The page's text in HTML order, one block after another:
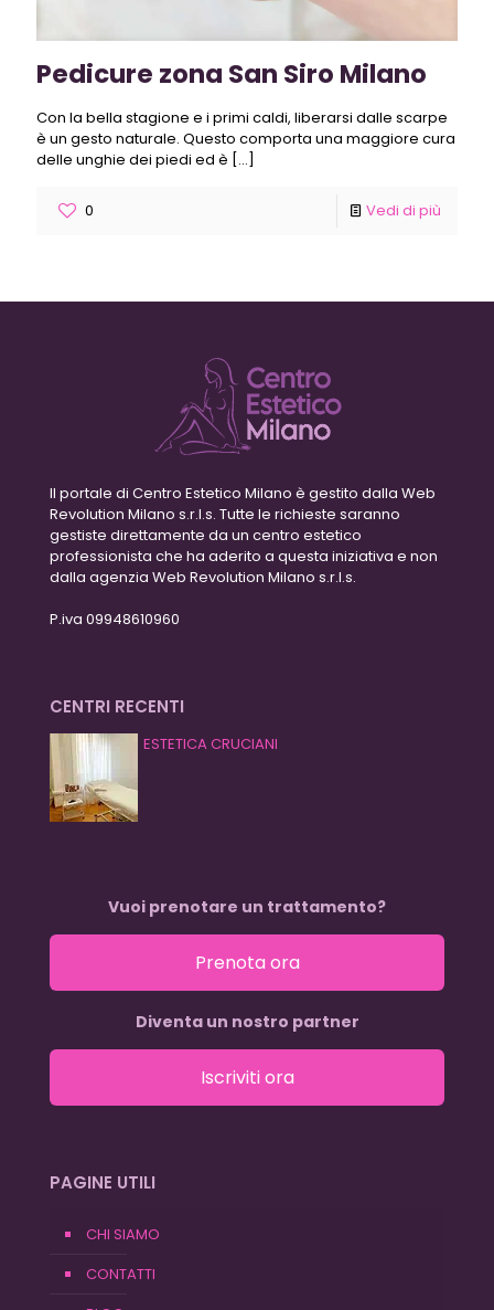
Pedicure zona San Siro Milano
Con la bella stagione e i primi caldi, liberarsi dalle scarpe
è un gesto naturale. Questo comporta una maggiore cura
delle unghie dei piedi ed è […]
0 Vedi di più
Il portale di Centro Estetico Milano è gestito dalla Web
Revolution Milano s.r.l.s. Tutte le richieste saranno
gestiste direttamente da un centro estetico
professionista che ha aderito a questa iniziativa e non
dalla agenzia Web Revolution Milano s.r.l.s.
P.iva 09948610960
CENTRI RECENTI
ESTETICA CRUCIANI
Vuoi prenotare un trattamento?
Prenota ora
Diventa un nostro partner
Iscriviti ora
PAGINE UTILI
CHI SIAMO
CONTATTI